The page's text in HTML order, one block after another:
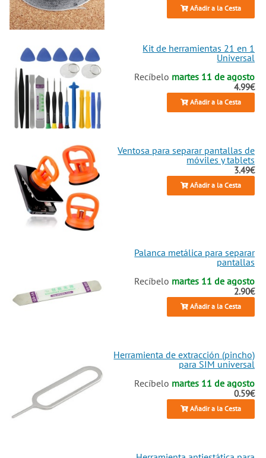
Añadir a la Cesta
Kit de herramientas 21 en 1
Universal
Recíbelo martes 11 de agosto
4.99€
Añadir a la Cesta
Ventosa para separar pantallas de
móviles y tablets
3.49€
Añadir a la Cesta
Palanca metálica para separar
pantallas
Recíbelo martes 11 de agosto
2.90€
Añadir a la Cesta
Herramienta de extracción (pincho)
para SIM universal
Recíbelo martes 11 de agosto
0.59€
Añadir a la Cesta